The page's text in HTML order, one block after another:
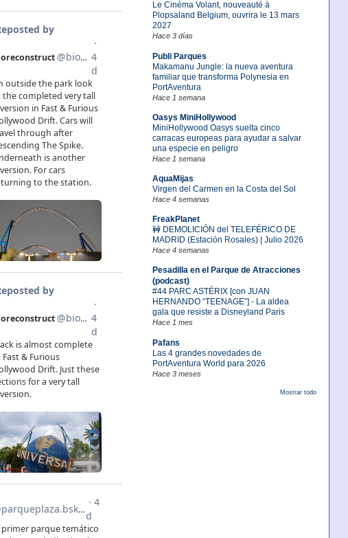
Le Cinéma Volant, nouveauté à
Plopsaland Belgium, ouvrira le 13 mars
2027
Hace 3 días
Publi Parques
Makamanu Jungle: la nueva aventura
familiar que transforma Polynesia en
PortAventura
Hace 1 semana
Oasys MiniHollywood
MiniHollywood Oasys suelta cinco
carracas europeas para ayudar a salvar
una especie en peligro
Hace 1 semana
AquaMijas
Virgen del Carmen en la Costa del Sol
Hace 4 semanas
FreakPlanet
🚧 DEMOLICIÓN del TELEFÉRICO DE
MADRID (Estación Rosales) | Julio 2026
Hace 4 semanas
Pesadilla en el Parque de Atracciones
(podcast)
#44 PARC ASTÉRIX [con JUAN
HERNANDO “TEENAGE”] - La aldea
gala que resiste a Disneyland Paris
Hace 1 mes
Pafans
Las 4 grandes novedades de
PortAventura World para 2026
Hace 3 meses
Mostrar todo